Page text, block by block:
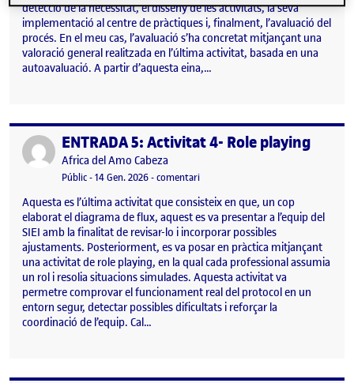
detecció de la necessitat, el disseny de les activitats, la seva
implementació al centre de pràctiques i, finalment, l’avaluació del
procés. En el meu cas, l’avaluació s’ha concretat mitjançant una
valoració general realitzada en l’última activitat, basada en una
autoavaluació. A partir d’aquesta eina,…
Publicat perENTRADA 5: Activitat 4- Role playing
Publicat per
Africa del Amo Cabeza
Visibilitat:
Públic-Data de publicació
14 Gen. 202614 gener, 2026 10:22 pm
-comentariel ENTRADA 5: Activitat 4- Role
Aquesta es l’última activitat que consisteix en que, un cop
elaborat el diagrama de flux, aquest es va presentar a l’equip del
SIEI amb la finalitat de revisar-lo i incorporar possibles
ajustaments. Posteriorment, es va posar en pràctica mitjançant
una activitat de role playing, en la qual cada professional assumia
un rol i resolia situacions simulades. Aquesta activitat va
permetre comprovar el funcionament real del protocol en un
entorn segur, detectar possibles dificultats i reforçar la
coordinació de l’equip. Cal…